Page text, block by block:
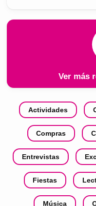
Ver más
Actividades
Compras
Entrevistas
Fiestas
Música